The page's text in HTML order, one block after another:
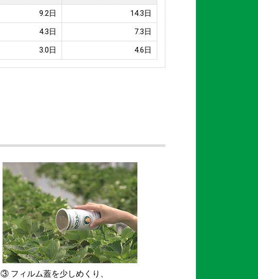
9.2日
14.3日
4.3日
7.3日
3.0日 4.6日
③ フィルム蓋を少しめくり、